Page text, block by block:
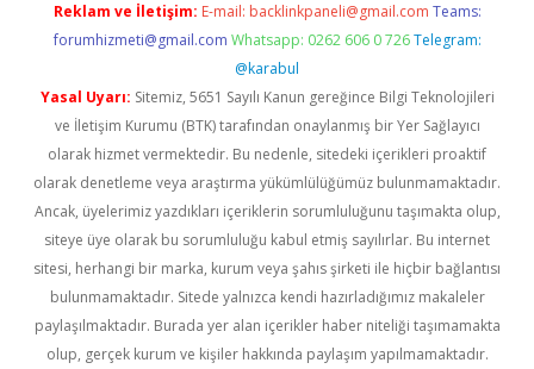
Reklam ve İletişim: E-mail: backlinkpaneli@gmail.com Teams:
forumhizmeti@gmail.com Whatsapp: 0262 606 0 726 Telegram:
@karabul
Yasal Uyarı: Sitemiz, 5651 Sayılı Kanun gereğince Bilgi Teknolojileri
ve İletişim Kurumu (BTK) tarafından onaylanmış bir Yer Sağlayıcı
olarak hizmet vermektedir. Bu nedenle, sitedeki içerikleri proaktif
olarak denetleme veya araştırma yükümlülüğümüz bulunmamaktadır.
Ancak, üyelerimiz yazdıkları içeriklerin sorumluluğunu taşımakta olup,
siteye üye olarak bu sorumluluğu kabul etmiş sayılırlar. Bu internet
sitesi, herhangi bir marka, kurum veya şahıs şirketi ile hiçbir bağlantısı
bulunmamaktadır. Sitede yalnızca kendi hazırladığımız makaleler
paylaşılmaktadır. Burada yer alan içerikler haber niteliği taşımamakta
olup, gerçek kurum ve kişiler hakkında paylaşım yapılmamaktadır.